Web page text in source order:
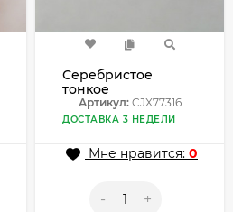
Серебристое
тонкое
раздвижное
кольцо с
CJX77316
Артикул:CJX77316
ДОСТАВКА 3 НЕДЕЛИ
Мне нравится: 0
- +